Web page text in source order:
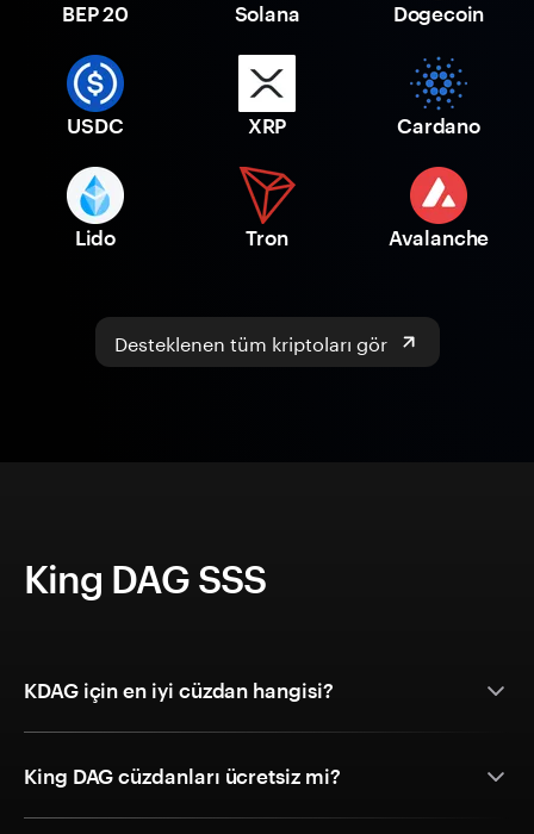
BEP 20 Solana Dogecoin
USDC XRP Cardano
Lido Tron Avalanche
Desteklenen tüm kriptoları gör
King DAG SSS
KDAG için en iyi cüzdan hangisi?
King DAG cüzdanları ücretsiz mi?